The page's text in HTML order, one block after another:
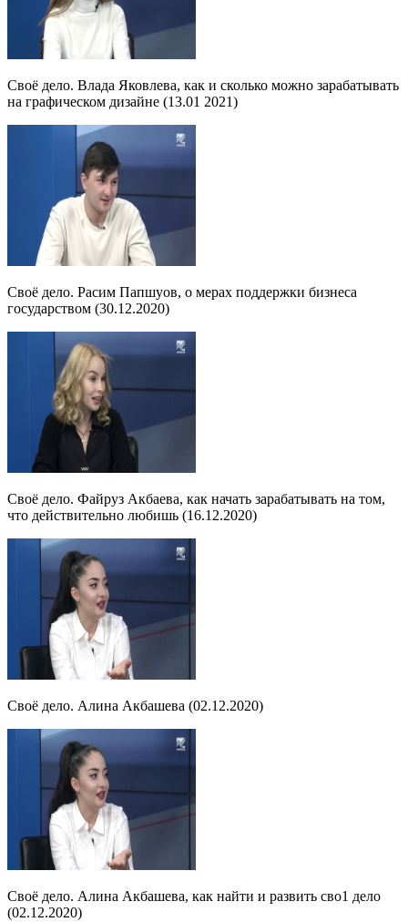
Своё дело. Влада Яковлева, как и сколько можно зарабатывать
на графическом дизайне (13.01 2021)
Своё дело. Расим Папшуов, о мерах поддержки бизнеса
государством (30.12.2020)
Своё дело. Файруз Акбаева, как начать зарабатывать на том,
что действительно любишь (16.12.2020)
Своё дело. Алина Акбашева (02.12.2020)
Своё дело. Алина Акбашева, как найти и развить сво1 дело
(02.12.2020)